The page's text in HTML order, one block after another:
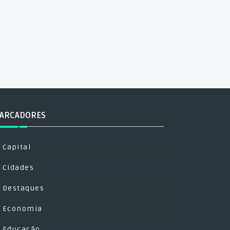
Capital
Cidades
Destaques
Economia